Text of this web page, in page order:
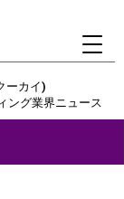
ーカイ)
ング業界ニュース